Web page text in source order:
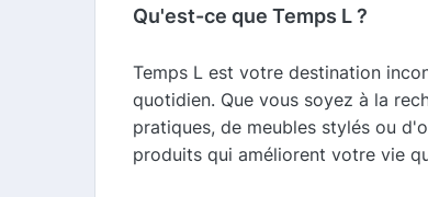
Qu'est-ce que Temps L ?
Temps L est votre destination
quotidien. Que vous soyez à la
pratiques, de meubles stylés ou
produits qui améliorent votre vie